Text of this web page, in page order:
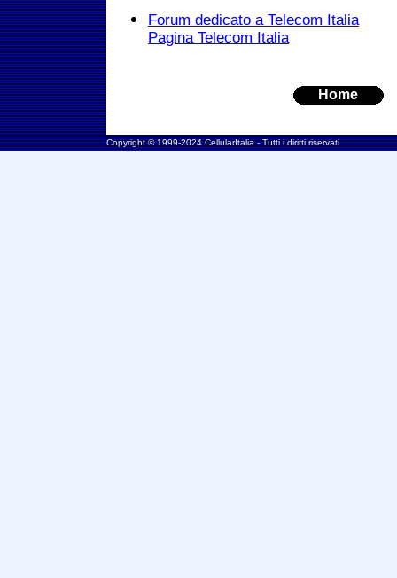
Forum dedicato a Telecom Italia
Pagina Telecom Italia
Home
Copyright © 1999-2024 CellularItalia - Tutti i diritti riservati